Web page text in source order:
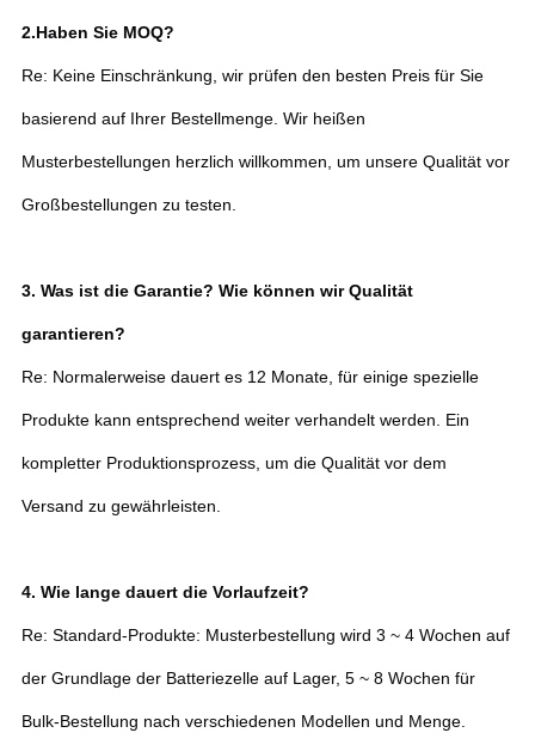
2.Haben Sie MOQ?
Re: Keine Einschränkung, wir prüfen den besten Preis für Sie
basierend auf Ihrer Bestellmenge. Wir heißen
Musterbestellungen herzlich willkommen, um unsere Qualität vor
Großbestellungen zu testen.
3. Was ist die Garantie? Wie können wir Qualität
garantieren?
Re: Normalerweise dauert es 12 Monate, für einige spezielle
Produkte kann entsprechend weiter verhandelt werden. Ein
kompletter Produktionsprozess, um die Qualität vor dem
Versand zu gewährleisten.
4. Wie lange dauert die Vorlaufzeit?
Re: Standard-Produkte: Musterbestellung wird 3 ~ 4 Wochen auf
der Grundlage der Batteriezelle auf Lager, 5 ~ 8 Wochen für
Bulk-Bestellung nach verschiedenen Modellen und Menge.